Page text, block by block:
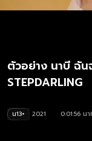
ตัวอย่าง นาบี ฉัน
STEPDARLING
น13+ 2021
0:01:56 น